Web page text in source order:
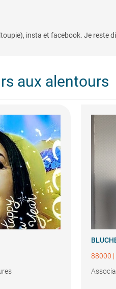
insta et facebook. Je reste
aux alentours
88000 |